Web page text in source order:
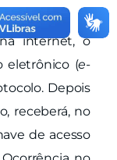
internet, o
eletrônico (e-
Depois
receberá, no
de acesso